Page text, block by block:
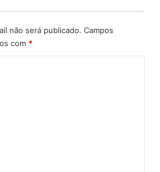
não será publicado. Campos
com *